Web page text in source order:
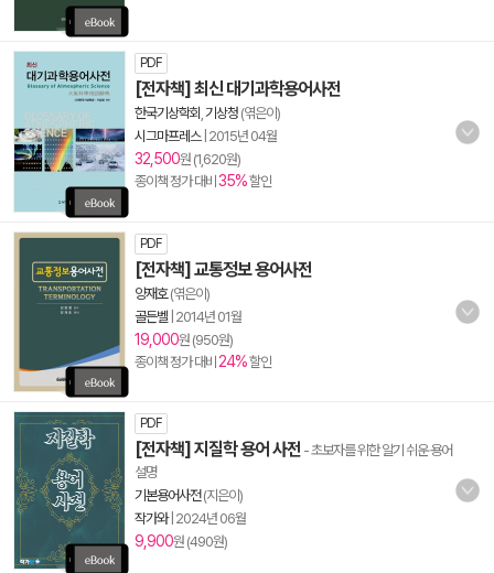
PDF
[전자책] 최신 대기과학용어사전
한국기상학회 기상청 (엮은이)
시그마프레스| 2015년 04월
32,500원 (1,620원)
종이책 정가 대비 35%할인
PDF
[전자책] 교통정보 용어사전
양재호(엮은이)
골든벨 2014년 01월
19,000원 (950원)
종이책 정가 대비 24%할인
PDF
[전자책] 지질학 용어 사전 - 초보자를 위한 알기 쉬운 용어
설명
기본용어사전(지은이)
작가와| 2024년 06월
9,900원 (490원)